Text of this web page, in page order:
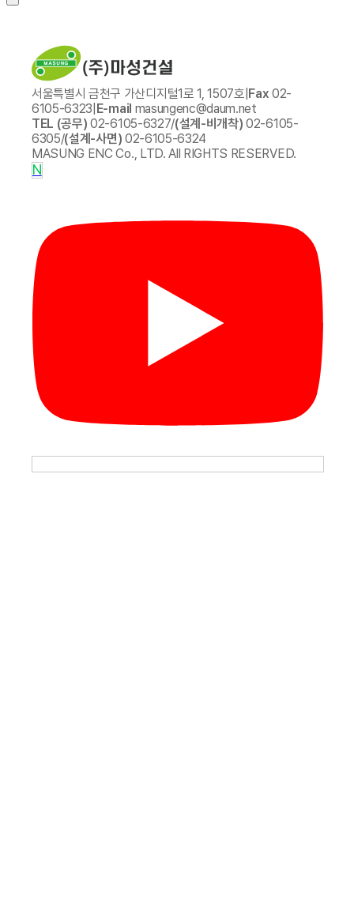
서울특별시 금천구 가산디지털1로 1, 1507호 Fax 02-
6105-6323 E-mail masungenc@daum.net
TEL (공무) 02-6105-6327/(설계-비개착) 02-6105-
6305/(설계-사면) 02-6105-6324
MASUNG ENC Co., LTD. All RIGHTS RESERVED.
N